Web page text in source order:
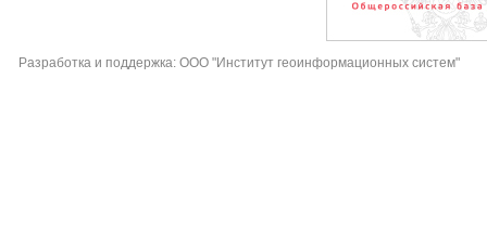
Разработка и поддержка: ООО "Институт геоинформационных систем"